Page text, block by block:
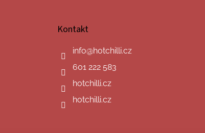
Kontakt
info@hotchilli.cz
601 222 583
hotchilli.cz
hotchilli.cz